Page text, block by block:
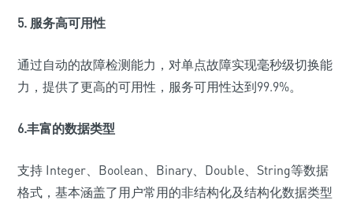
5. 服务高可用性
通过自动的故障检测能力，对单点故障实现毫秒级切换能
力，提供了更高的可用性，服务可用性达到99.9%。
6.丰富的数据类型
支持 Integer、Boolean、Binary、Double、String等数据
格式，基本涵盖了用户常用的非结构化及结构化数据类型